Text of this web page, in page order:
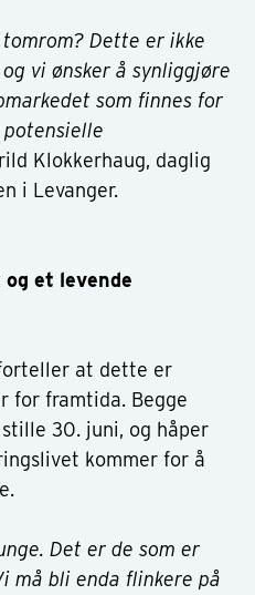
Dette er ikke
vi ønsker å synliggjøre
som finnes for
potensielle
Klokkerhaug, daglig
i Levanger.
et levende
at dette er
for framtida. Begge
30. juni, og håper
kommer for å
Det er de som er
må bli enda flinkere på